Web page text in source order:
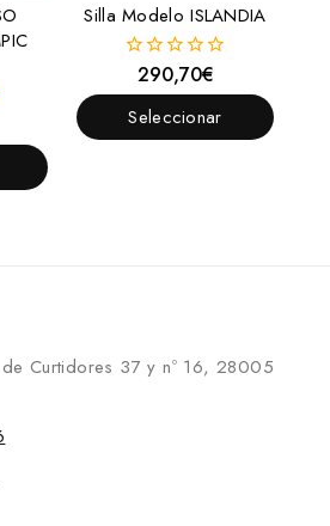
Silla Modelo ISLANDIA
fuera
de
290,70€
Seleccionar
Curtidores 37 y nº 16, 28005